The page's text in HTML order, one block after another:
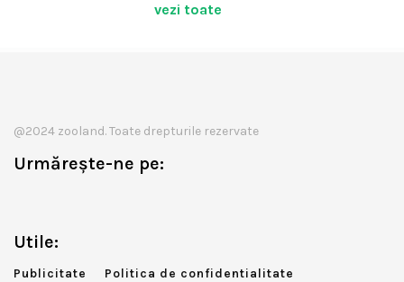
vezi toate
@2024 zooland. Toate drepturile rezervate
Urmărește-ne pe:
Utile:
Publicitate Politica de confidentialitate